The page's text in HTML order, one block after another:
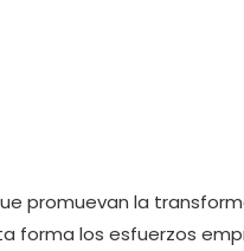
promuevan la
forma los esfuerzos